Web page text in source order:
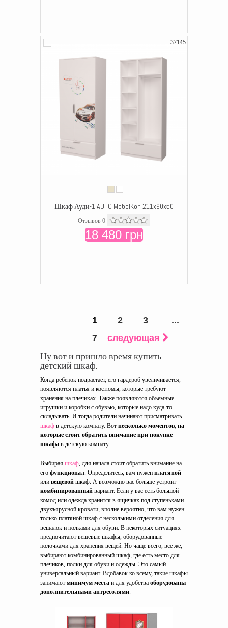
37145
Шкаф Ауди-1 AUTO MebelKon 211x90x50
Отзывов 0
18 480 грн
1 2 3
...
7
следующая
Ну вот и пришло время купить
детский шкаф.
Когда ребенок подрастает, его гардероб увеличивается,
появляются платья и костюмы, которые требуют
хранения на плечиках. Также появляются объемные
игрушки и коробки с обувью, которые надо куда-то
складывать. И тогда родители начинают присматривать
шкаф в детскую комнату. Вот несколько моментов, на
которые стоит обратить внимание при покупке
шкафа в детскую комнату.
Выбирая шкаф, для начала стоит обратить внимание на
его функционал. Определитесь, вам нужен платяной
или вещевой шкаф. А возможно вас больше устроит
комбинированный вариант. Если у вас есть большой
комод или одежда хранится в ящичках под ступеньками
двухъярусной кровати, вполне вероятно, что вам нужен
только платяной шкаф с несколькими отделения для
вешалок и полками для обуви. В некоторых ситуациях
предпочитают вещевые шкафы, оборудованные
полочками для хранения вещей. Но чаще всего, все же,
выбирают комбинированный шкаф, где есть место для
плечиков, полки для обуви и одежды. Это самый
универсальный вариант. Вдобавок ко всему, такие шкафы
занимают минимум места и для удобства оборудованы
дополнительными антресолями.